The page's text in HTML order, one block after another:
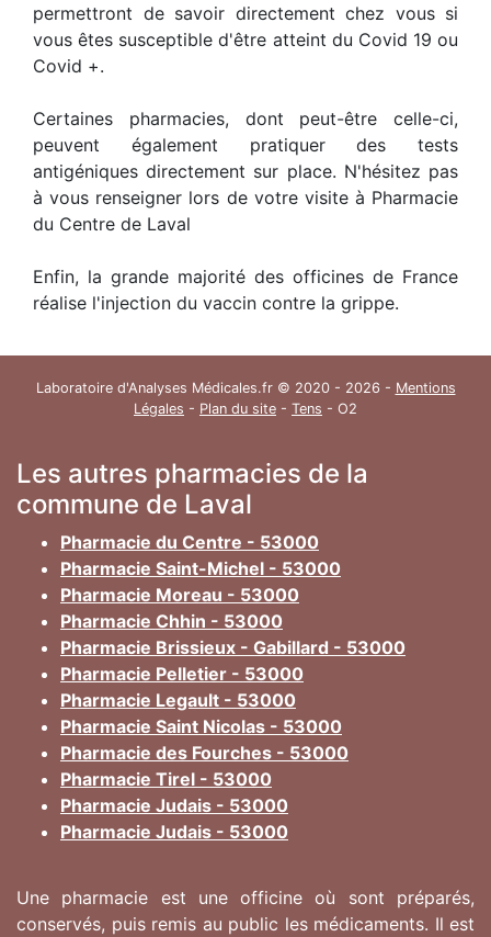
permettront de savoir directement chez vous si
vous êtes susceptible d'être atteint du Covid 19 ou
Covid +.
Certaines pharmacies, dont peut-être celle-ci,
peuvent également pratiquer des tests
antigéniques directement sur place. N'hésitez pas
à vous renseigner lors de votre visite à Pharmacie
du Centre de Laval
Enfin, la grande majorité des officines de France
réalise l'injection du vaccin contre la grippe.
Laboratoire d'Analyses Médicales.fr © 2020 - 2026 - Mentions
Légales - Plan du site - Tens - O2
Les autres pharmacies de la
commune de Laval
Pharmacie du Centre - 53000
Pharmacie Saint-Michel - 53000
Pharmacie Moreau - 53000
Pharmacie Chhin - 53000
Pharmacie Brissieux - Gabillard - 53000
Pharmacie Pelletier - 53000
Pharmacie Legault - 53000
Pharmacie Saint Nicolas - 53000
Pharmacie des Fourches - 53000
Pharmacie Tirel - 53000
Pharmacie Judais - 53000
Pharmacie Judais - 53000
Une pharmacie est une officine où sont préparés,
conservés, puis remis au public les médicaments. Il est